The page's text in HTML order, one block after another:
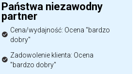
Państwa niezawodny
partner
Cena/wydajność: Ocena "bardzo
dobry"
Zadowolenie klienta: Ocena
"bardzo dobry"